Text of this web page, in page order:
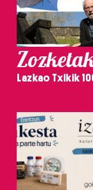
Lazkao Txikik